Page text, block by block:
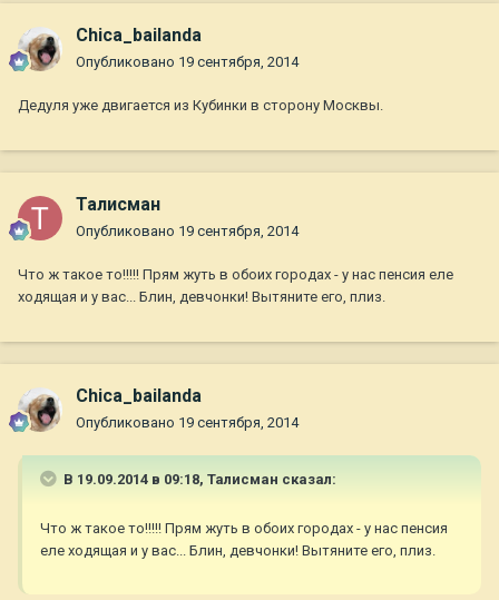
Chica_bailanda
Опубликовано 19 сентября, 2014
Дедуля уже двигается из Кубинки в сторону Москвы.
Талисман
Опубликовано 19 сентября, 2014
Что ж такое то!!!!! Прям жуть в обоих городах - у нас пенсия еле
ходящая и у вас... Блин, девчонки! Вытяните его, плиз.
Chica_bailanda
Опубликовано 19 сентября, 2014
В 19.09.2014 в 09:18, Талисман сказал:
Что ж такое то!!!!! Прям жуть в обоих городах - у нас пенсия
еле ходящая и у вас... Блин, девчонки! Вытяните его, плиз.